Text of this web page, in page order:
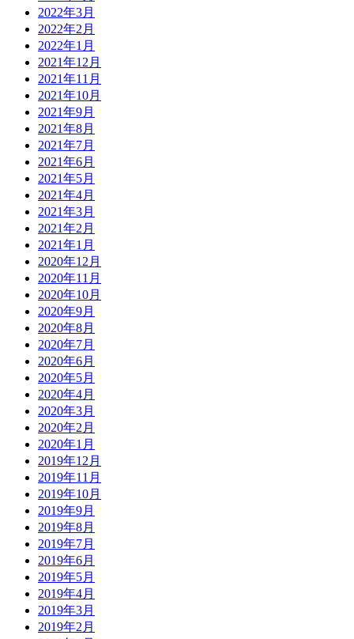
2022年3月
2022年2月
2022年1月
2021年12月
2021年11月
2021年10月
2021年9月
2021年8月
2021年7月
2021年6月
2021年5月
2021年4月
2021年3月
2021年2月
2021年1月
2020年12月
2020年11月
2020年10月
2020年9月
2020年8月
2020年7月
2020年6月
2020年5月
2020年4月
2020年3月
2020年2月
2020年1月
2019年12月
2019年11月
2019年10月
2019年9月
2019年8月
2019年7月
2019年6月
2019年5月
2019年4月
2019年3月
2019年2月